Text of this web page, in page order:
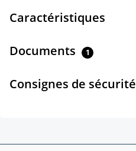
Caractéristiques
Documents 1
Consignes de sécurité